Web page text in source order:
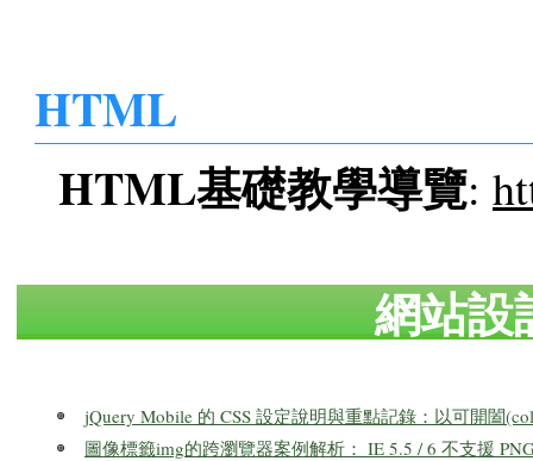
HTML
HTML基礎教學導覽:
網站設
jQuery Mobile 的 CSS 設定說明與重點記錄：以可開闔
圖像標籤img的跨瀏覽器案例解析： IE 5.5 / 6 不支援